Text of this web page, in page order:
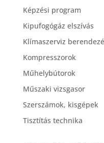
Képzési program
Kipufogógáz elszívás
Klímaszerviz
Kompresszorok
Műhelybútorok
Műszaki vizsgasor
Szerszámok, kisgépek
Tisztítás technika